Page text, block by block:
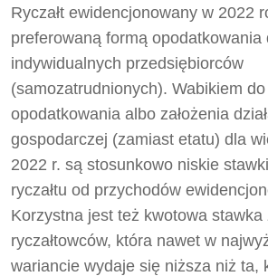
Ryczałt ewidencjonowany w 2022
preferowaną formą opodatkowania
indywidualnych przedsiębiorców
(samozatrudnionych). Wabikiem
opodatkowania albo założenia
gospodarczej (zamiast etatu) dla
2022 r. są stosunkowo niskie
ryczałtu od przychodów
Korzystna jest też kwotowa
ryczałtowców, która nawet w
wariancie wydaje się niższa niż ta,